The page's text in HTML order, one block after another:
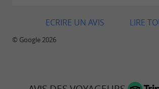
LIRE
ECRIRE UN AVIS
© Google 2026